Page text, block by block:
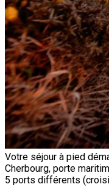
Votre séjour à pied
Cherbourg, porte
5 ports différents